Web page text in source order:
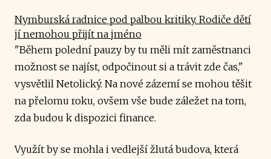
Nymburská radnice pod palbou kritiky. Rodiče dětí
jí nemohou přijít na jméno
"Během polední pauzy by tu měli mít zaměstnanci
možnost se najíst, odpočinout si a trávit zde čas,"
vysvětlil Netolický. Na nové zázemí se mohou těšit
na přelomu roku, ovšem vše bude záležet na tom,
zda budou k dispozici finance.
Využít by se mohla i vedlejší žlutá budova, která